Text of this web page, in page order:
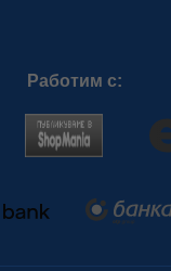
Работим с: